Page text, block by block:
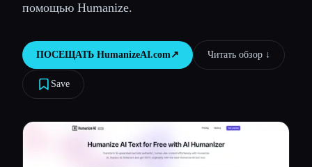
Сравнить инструменты
Все категории
О нас
помощью Humanize.
ПОСЕЩАТЬ HumanizeAI.com↗︎ Читать обзор ↓︎
Save